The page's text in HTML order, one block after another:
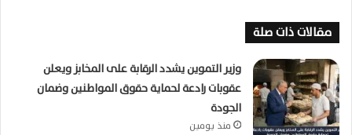
مقالات ذات صلة
وزير التموين يشدد الرقابة على المخابز ويعلن
عقوبات رادعة لحماية حقوق المواطنين وضمان
الجودة
منذ يومين